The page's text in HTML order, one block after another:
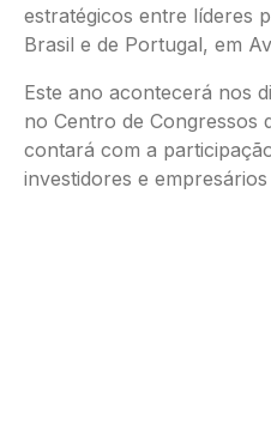
estratégicos entre líderes
Brasil e de Portugal, em
Este ano acontecerá nos
no Centro de Congressos
contará com a
investidores e